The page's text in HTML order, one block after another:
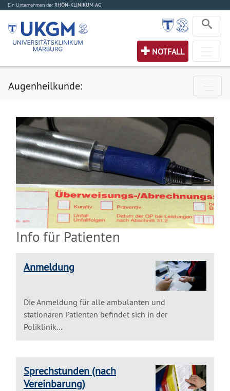
Ein Unternehmen der RHÖN-KLINIKUM AG
NOTFALL
Augenheilkunde:
Info für Patienten
Anmeldung
Die Anmeldung für alle ambulanten und
stationären Patienten befindet sich in der
Poliklinik...
Sprechstunden (nach
Vereinbarung)